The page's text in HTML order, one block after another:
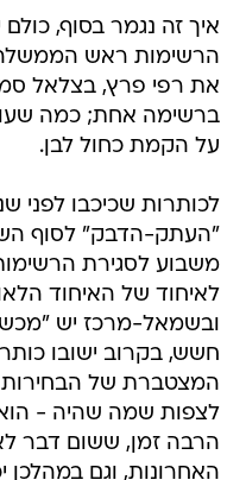
איך זה נגמר בסוף, כולם
הרשימות ראש הממשלה
את רפי פרץ, בצלאל
ברשימה אחת; כמה
על הקמת כחול לבן.
לכותרות שכיכבו לפני
"העתק-הדבק" לסוף
משבוע לסגירת
לאיחוד של האיחוד
ובשמאל-מרכז יש
חשש, בקרוב ישובו
המצטברת של
לצפות שמה שהיה -
האחרונות, וגם במהלכן